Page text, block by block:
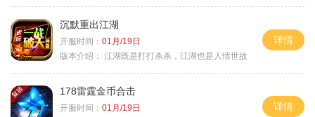
沉默重出江湖
开服时间： 01月/19日
版本介绍： 江湖既是打打杀杀，江湖也是人情世故
详情
178雷霆金币合击
开服时间： 01月/19日
详情